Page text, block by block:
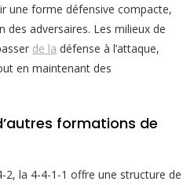
une forme défensive compacte,
adversaires. Les milieux de
de la défense à l’attaque,
en maintenant des
formations de
la 4-4-1-1 offre une structure de